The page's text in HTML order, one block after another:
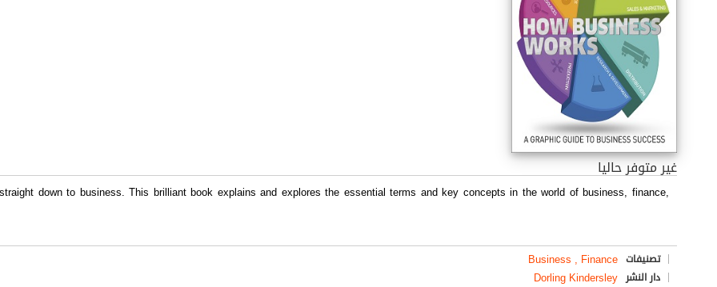
غير متوفر حاليا
down to business. This brilliant book explains and explores the essential terms and key concepts in the world of business, finance,
تصنيفات Business , Finance
دار النشر Dorling Kindersley